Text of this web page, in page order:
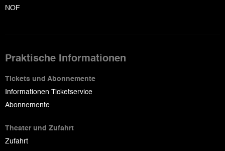
NOF
Praktische Informationen
Tickets und Abonnemente
Informationen Ticketservice
Abonnemente
Theater und Zufahrt
Zufahrt